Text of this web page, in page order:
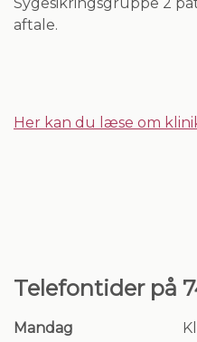
aftale.
Her kan du læse om
Telefontider på
Mandag